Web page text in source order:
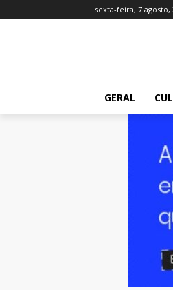
sexta-feira, 7 agosto,
GERAL